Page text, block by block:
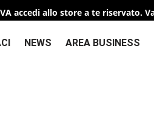
accedi allo store a te riservato.
NEWS AREA BUSINESS